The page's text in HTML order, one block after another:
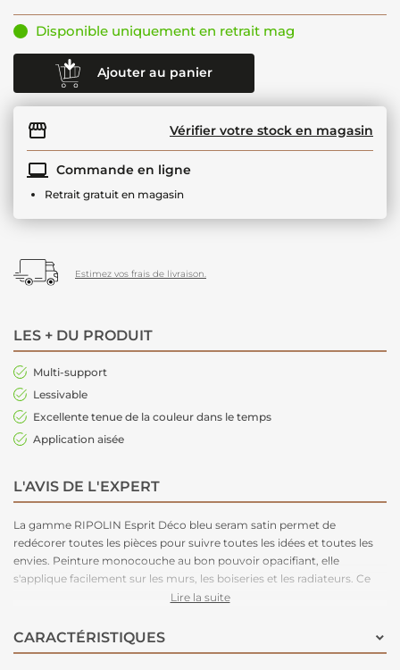
Disponible uniquement en retrait mag
Ajouter au panier
Vérifier votre stock en magasin
Commande en ligne
Retrait gratuit en magasin
Estimez vos frais de livraison.
LES + DU PRODUIT
Multi-support
Lessivable
Excellente tenue de la couleur dans le temps
Application aisée
L'AVIS DE L'EXPERT
La gamme RIPOLIN Esprit Déco bleu seram satin permet de
redécorer toutes les pièces pour suivre toutes les idées et toutes les
envies. Peinture monocouche au bon pouvoir opacifiant, elle
s'applique facilement sur les murs, les boiseries et les radiateurs. Ce
produit est disponible en plusieurs teintes et en blanc.
Lire la suite
CARACTÉRISTIQUES